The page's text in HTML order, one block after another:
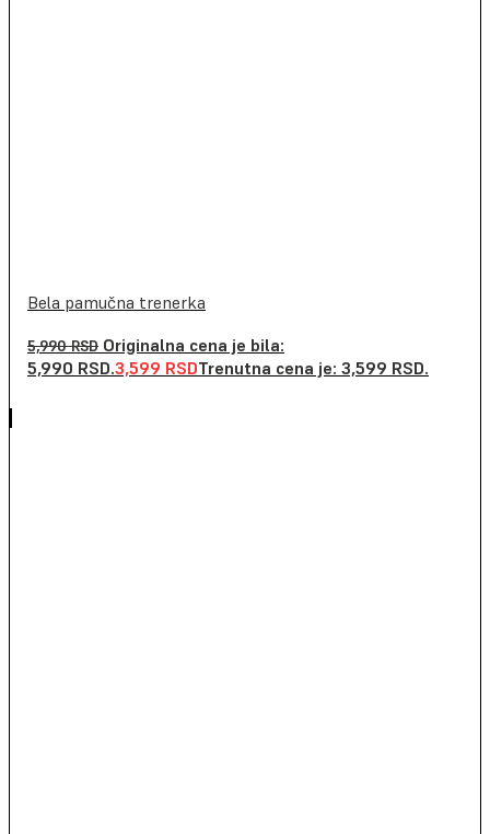
Bela pamučna trenerka
5,990RSD Originalna cena je bila:
5,990 RSD.3,599 RSDTrenutna cena je: 3,599 RSD.